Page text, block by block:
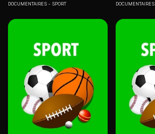
DOCUMENTAIRES SPORT DOCUMENTAIRES